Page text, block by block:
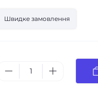
Швидке замовлення